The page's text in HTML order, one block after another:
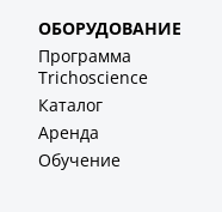
ОБОРУДОВАНИЕ
Программа
Trichoscience
Каталог
Аренда
Обучение